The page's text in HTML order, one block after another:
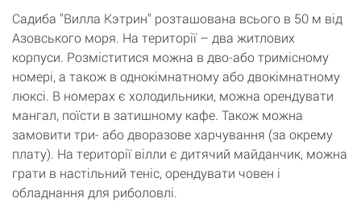
Садиба "Вилла Кэтрин" розташована всього в 50 м від
Азовського моря. На території – два житлових
корпуси. Розміститися можна в дво-або тримісному
номері, а також в однокімнатному або двокімнатному
люксі. В номерах є холодильники, можна орендувати
мангал, поїсти в затишному кафе. Також можна
замовити три- або дворазове харчування (за окрему
плату). На території вілли є дитячий майданчик, можна
грати в настільний теніс, орендувати човен і
обладнання для риболовлі.